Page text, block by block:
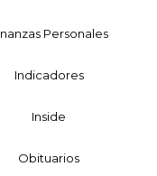
Personales
Indicadores
Inside
Obituarios